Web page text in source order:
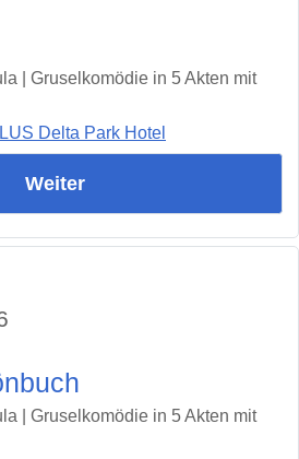
| Gruselkomödie in 5 Akten mit
Delta Park Hotel
Weiter
| Gruselkomödie in 5 Akten mit